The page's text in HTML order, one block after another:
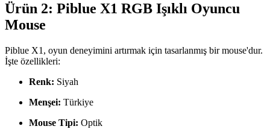
Ürün 2: Piblue X1 RGB Işıklı Oyuncu
Mouse
Piblue X1, oyun deneyimini artırmak için tasarlanmış bir mouse'dur.
İşte özellikleri:
Renk: Siyah
Menşei: Türkiye
Mouse Tipi: Optik